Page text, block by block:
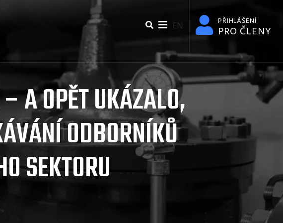
PŘIHLÁŠENÍ
PRO ČLENY
EN
A OPĚT UKÁZALO,
ODBORNÍKŮ
SEKTORU